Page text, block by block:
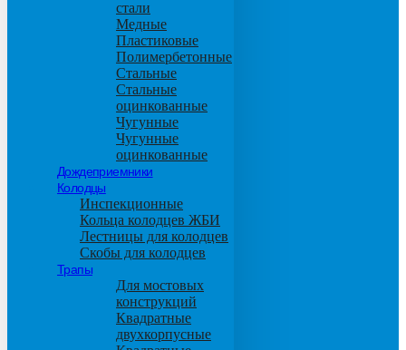
стали
Медные
Пластиковые
Полимербетонные
Стальные
Стальные
оцинкованные
Чугунные
Чугунные
оцинкованные
Дождеприемники
Колодцы
Инспекционные
Кольца колодцев ЖБИ
Лестницы для колодцев
Скобы для колодцев
Трапы
Для мостовых
конструкций
Квадратные
двухкорпусные